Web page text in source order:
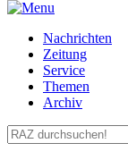
Nachrichten
Zeitung
Service
Themen
Archiv